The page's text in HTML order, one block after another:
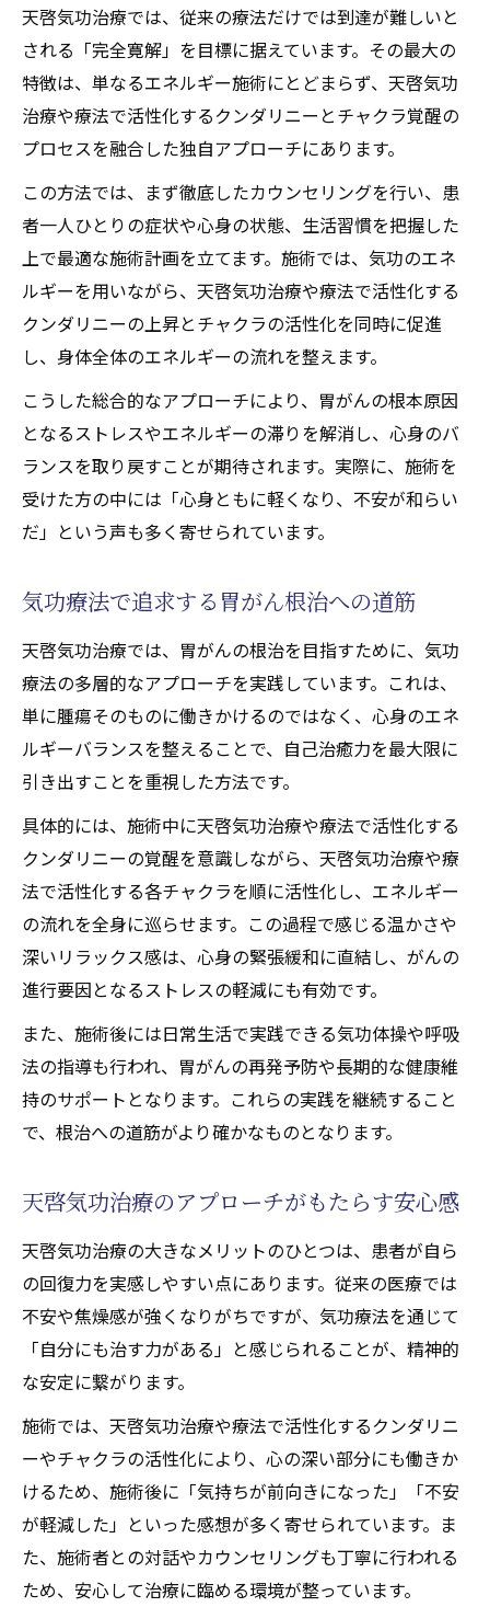
天啓気功治療では、従来の療法だけでは到達が難しいと
される「完全寛解」を目標に据えています。その最大の
特徴は、単なるエネルギー施術にとどまらず、天啓気功
治療や療法で活性化するクンダリニーとチャクラ覚醒の
プロセスを融合した独自アプローチにあります。
この方法では、まず徹底したカウンセリングを行い、患
者一人ひとりの症状や心身の状態、生活習慣を把握した
上で最適な施術計画を立てます。施術では、気功のエネ
ルギーを用いながら、天啓気功治療や療法で活性化する
クンダリニーの上昇とチャクラの活性化を同時に促進
し、身体全体のエネルギーの流れを整えます。
こうした総合的なアプローチにより、胃がんの根本原因
となるストレスやエネルギーの滞りを解消し、心身のバ
ランスを取り戻すことが期待されます。実際に、施術を
受けた方の中には「心身ともに軽くなり、不安が和らい
だ」という声も多く寄せられています。
気功療法で追求する胃がん根治への道筋
天啓気功治療では、胃がんの根治を目指すために、気功
療法の多層的なアプローチを実践しています。これは、
単に腫瘍そのものに働きかけるのではなく、心身のエネ
ルギーバランスを整えることで、自己治癒力を最大限に
引き出すことを重視した方法です。
具体的には、施術中に天啓気功治療や療法で活性化する
クンダリニーの覚醒を意識しながら、天啓気功治療や療
法で活性化する各チャクラを順に活性化し、エネルギー
の流れを全身に巡らせます。この過程で感じる温かさや
深いリラックス感は、心身の緊張緩和に直結し、がんの
進行要因となるストレスの軽減にも有効です。
また、施術後には日常生活で実践できる気功体操や呼吸
法の指導も行われ、胃がんの再発予防や長期的な健康維
持のサポートとなります。これらの実践を継続すること
で、根治への道筋がより確かなものとなります。
天啓気功治療のアプローチがもたらす安心感
天啓気功治療の大きなメリットのひとつは、患者が自ら
の回復力を実感しやすい点にあります。従来の医療では
不安や焦燥感が強くなりがちですが、気功療法を通じて
「自分にも治す力がある」と感じられることが、精神的
な安定に繋がります。
施術では、天啓気功治療や療法で活性化するクンダリニ
ーやチャクラの活性化により、心の深い部分にも働きか
けるため、施術後に「気持ちが前向きになった」「不安
が軽減した」といった感想が多く寄せられています。ま
た、施術者との対話やカウンセリングも丁寧に行われる
ため、安心して治療に臨める環境が整っています。